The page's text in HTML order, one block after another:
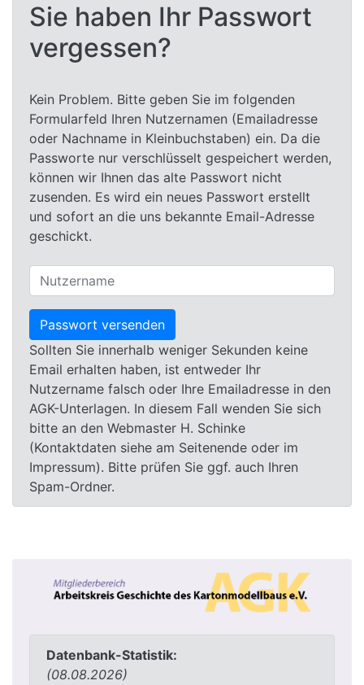
Datenbank-Statistik:
(08.08.2026)
Sie haben Ihr Passwort
vergessen?
Kein Problem. Bitte geben Sie im folgenden
Formularfeld Ihren Nutzernamen (Emailadresse
oder Nachname in Kleinbuchstaben) ein. Da die
Passworte nur verschlüsselt gespeichert werden,
können wir Ihnen das alte Passwort nicht
zusenden. Es wird ein neues Passwort erstellt
und sofort an die uns bekannte Email-Adresse
geschickt.
Sollten Sie innerhalb weniger Sekunden keine
Email erhalten haben, ist entweder Ihr
Nutzername falsch oder Ihre Emailadresse in den
AGK-Unterlagen. In diesem Fall wenden Sie sich
bitte an den Webmaster H. Schinke
(Kontaktdaten siehe am Seitenende oder im
Impressum). Bitte prüfen Sie ggf. auch Ihren
Spam-Ordner.